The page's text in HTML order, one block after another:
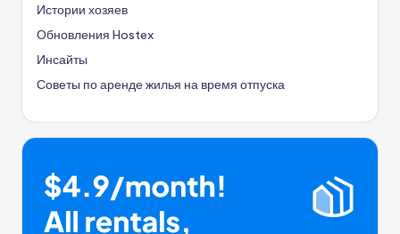
Истории хозяев
Обновления Hostex
Инсайты
Советы по аренде жилья на время отпуска